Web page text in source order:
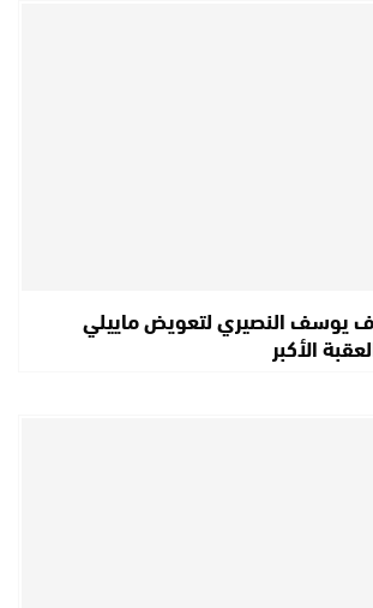
يوسف النصيري لتعويض ماييلي
الأكبر